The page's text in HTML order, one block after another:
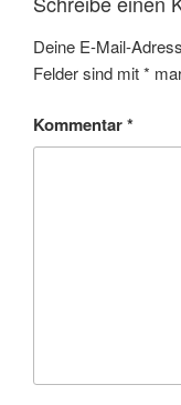
Deine E-Mail-
Felder sind mit*
Kommentar*